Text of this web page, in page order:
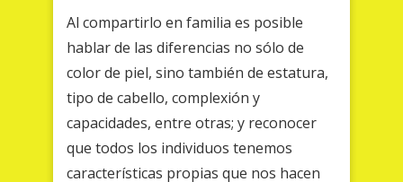
Al compartirlo en familia es posible
hablar de las diferencias no sólo de
color de piel, sino también de estatura,
tipo de cabello, complexión y
capacidades, entre otras; y reconocer
que todos los individuos tenemos
características propias que nos hacen